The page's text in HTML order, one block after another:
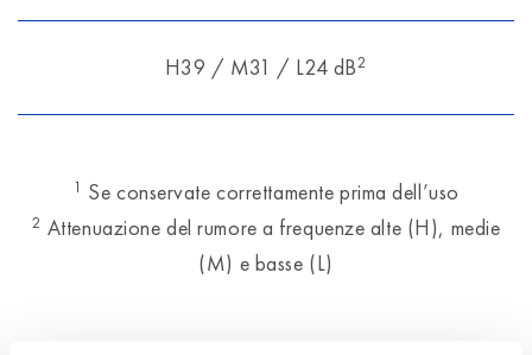
H39 / M31 / L24 dB2
1 Se conservate correttamente prima dell’uso
2 Attenuazione del rumore a frequenze alte (H), medie
(M) e basse (L)